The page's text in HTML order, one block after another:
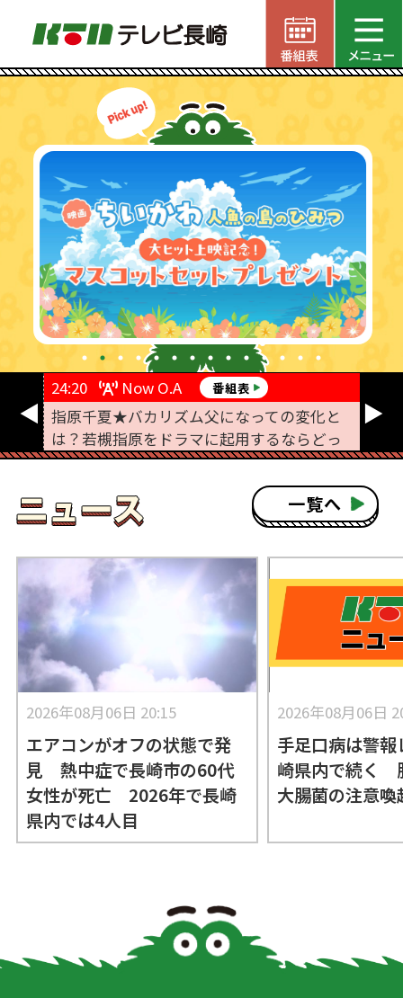
◀
24:20 Now O.A 番組表
指原千夏★バカリズム父になっての変化と
は？若槻指原をドラマに起用するならどっ
ち？
テ
▶
一覧へ
2026年08月06日 20:15
エアコンがオフの状態で発
見 熱中症で長崎市の60代
女性が死亡 2026年で長崎
県内では4人目
2026年08月06日
手足口病は警
崎県内で続く
大腸菌の注意